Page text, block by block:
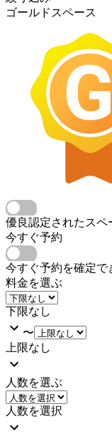
ゴールドスペース
優良認定されたスペ
今すぐ予約
今すぐ予約を確定
料金を選ぶ
下限なし
〜
上限なし
人数を選ぶ
人数を選択